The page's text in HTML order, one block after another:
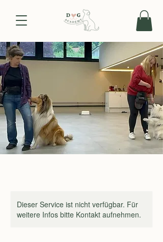
Dieser Service ist nicht verfügbar. Für
weitere Infos bitte Kontakt aufnehmen.